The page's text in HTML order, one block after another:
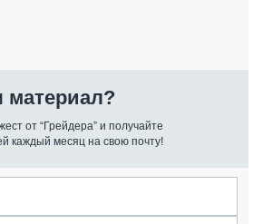
материал?
от “Грейдера” и получайте
каждый месяц на свою почту!